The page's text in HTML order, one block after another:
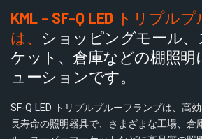
KML - SF-Q LED トリプル
は、 ショッピングモール
ケット、倉庫などの棚照明
ューションです。
SF-Q LED トリプルプルーフランプは、高
長寿命の照明器具で、さまざまな工場、倉